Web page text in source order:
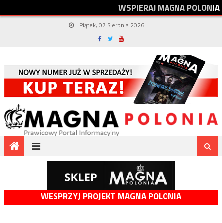
WSPIERAJMAGNAPOLONIA
Piątek, 07 Sierpnia 2026
WESPRZYJ PROJEKT MAGNA POLONIA